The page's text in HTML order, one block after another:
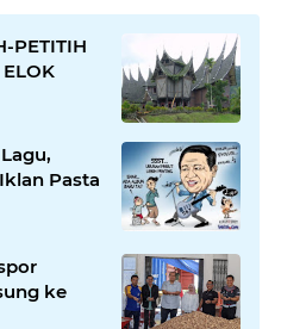
PETITIH
Pasta
ke